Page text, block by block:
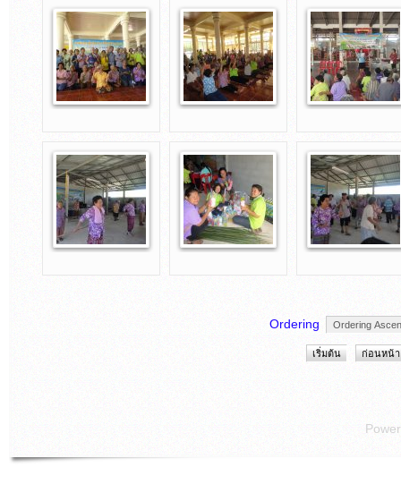
Ordering
เริ่มต้น ก่อนหน้า